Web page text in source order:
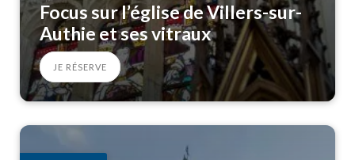
Focus sur l’église de Villers-sur-
Authie et ses vitraux
JE RÉSERVE